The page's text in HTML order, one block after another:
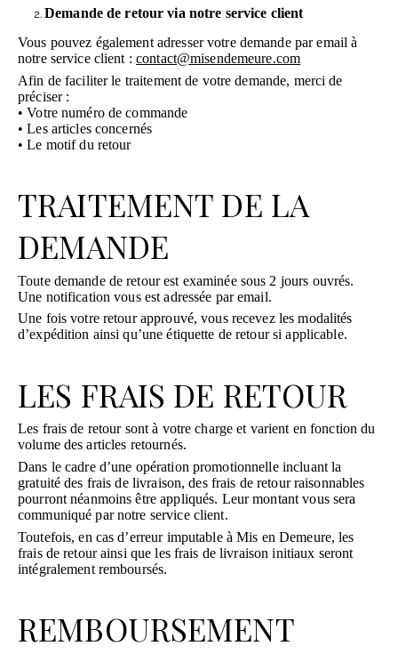
Demande de retour via notre service client
Vous pouvez également adresser votre demande par email à
notre service client : contact@misendemeure.com
Afin de faciliter le traitement de votre demande, merci de
préciser :
• Votre numéro de commande
• Les articles concernés
• Le motif du retour
TRAITEMENT DE LA
DEMANDE
Toute demande de retour est examinée sous 2 jours ouvrés.
Une notification vous est adressée par email.
Une fois votre retour approuvé, vous recevez les modalités
d’expédition ainsi qu’une étiquette de retour si applicable.
LES FRAIS DE RETOUR
Les frais de retour sont à votre charge et varient en fonction du
volume des articles retournés.
Dans le cadre d’une opération promotionnelle incluant la
gratuité des frais de livraison, des frais de retour raisonnables
pourront néanmoins être appliqués. Leur montant vous sera
communiqué par notre service client.
Toutefois, en cas d’erreur imputable à Mis en Demeure, les
frais de retour ainsi que les frais de livraison initiaux seront
intégralement remboursés.
REMBOURSEMENT